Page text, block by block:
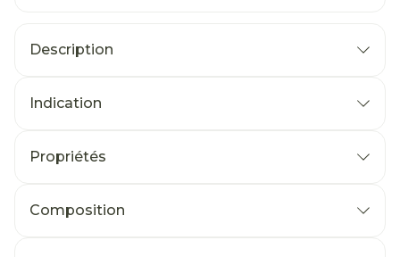
Description
Indication
Propriétés
Composition